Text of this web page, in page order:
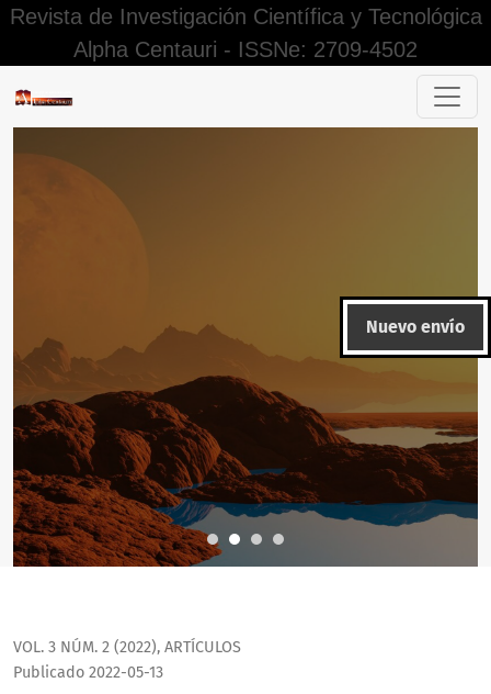
Revista de Investigación Científica y Tecnológica
Alpha Centauri - ISSNe: 2709-4502
Desarrollo de las competencias matemáticas en entornos
Nuevo envío
VOL. 3 NÚM. 2 (2022), ARTÍCULOS
Publicado 2022-05-13